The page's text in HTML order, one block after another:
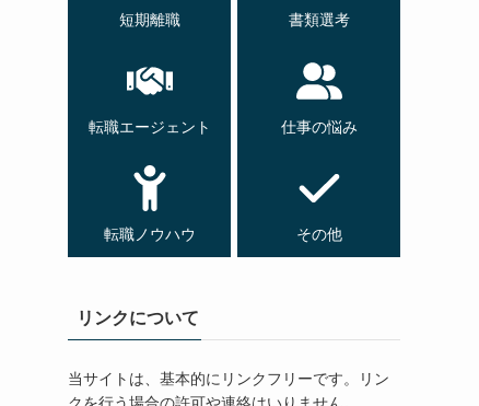
短期離職 書類選考
転職エージェント 仕事の悩み
転職ノウハウ その他
リンクについて
当サイトは、基本的にリンクフリーです。リン